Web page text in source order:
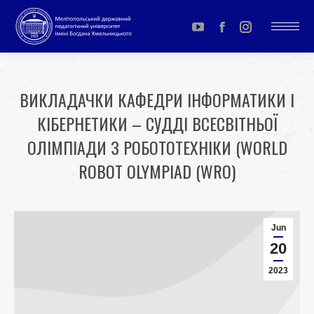
YouTube
page
in
new
window
Facebook
page
in
new
window
Instagram
page
in
new
window
ВИКЛАДАЧКИ КАФЕДРИ ІНФОРМАТИКИ І
КІБЕРНЕТИКИ – СУДДІ ВСЕСВІТНЬОЇ
ОЛІМПІАДИ З РОБОТОТЕХНІКИ (WORLD
ROBOT OLYMPIAD (WRO)
Jun
20
2023